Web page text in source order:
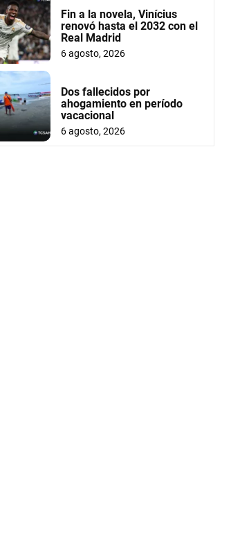
Fin a la novela, Vinícius
renovó hasta el 2032 con el
Real Madrid
6 agosto, 2026
Dos fallecidos por
ahogamiento en período
vacacional
6 agosto, 2026